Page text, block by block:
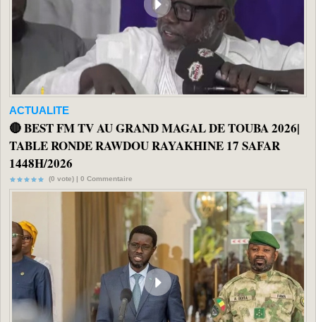
ACTUALITE
🔴 BEST FM TV AU GRAND MAGAL DE TOUBA 2026|
TABLE RONDE RAWDOU RAYAKHINE 17 SAFAR
1448H/2026
(0 vote) | 0 Commentaire